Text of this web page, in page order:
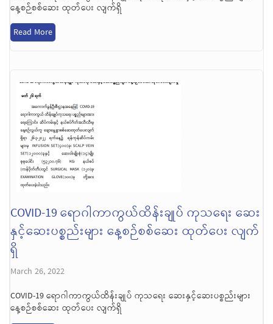
နေ့စဉ်စစ်ဆေး ထုတ်ပေး လျက်ရှိ
Read More
COVID-19 ရောဂါကာကွယ်ထိန်းချုပ် ကုသရေး ဆေး
နှင့်ဆေးပစ္စည်းများ နေ့စဉ်စစ်ဆေး ထုတ်ပေး လျက်
ရှိ
March 26, 2022
COVID-19 ရောဂါကာကွယ်ထိန်းချုပ် ကုသရေး ဆေးနှင့်ဆေးပစ္စည်းများ
နေ့စဉ်စစ်ဆေး ထုတ်ပေး လျက်ရှိ